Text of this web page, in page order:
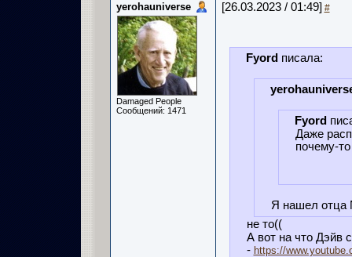
yerohauniverse
Damaged People
Сообщений: 1471
[26.03.2023 / 01:49] #
Fyord писала:
Fyord
Даже
почему-
Я нашел отца
не то((
А вот на что Дэйв
- https://